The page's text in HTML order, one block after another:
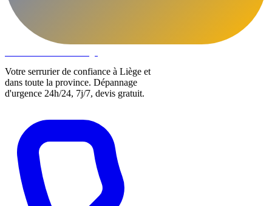
Votre serrurier de confiance à Liège et
dans toute la province. Dépannage
d'urgence 24h/24, 7j/7, devis gratuit.